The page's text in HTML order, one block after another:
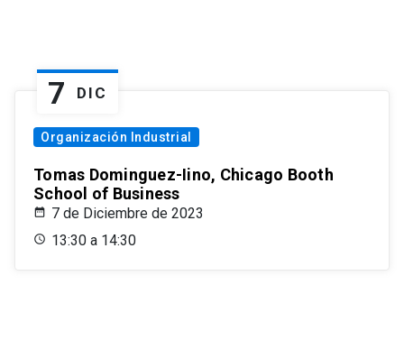
7 DIC
Organización Industrial
Tomas Dominguez-Iino, Chicago Booth
School of Business
7 de Diciembre de 2023
13:30 a 14:30